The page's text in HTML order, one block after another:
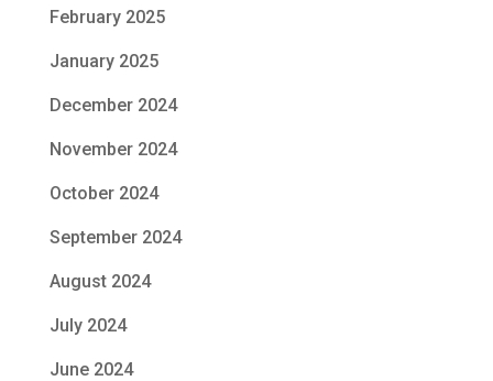
February 2025
January 2025
December 2024
November 2024
October 2024
September 2024
August 2024
July 2024
June 2024